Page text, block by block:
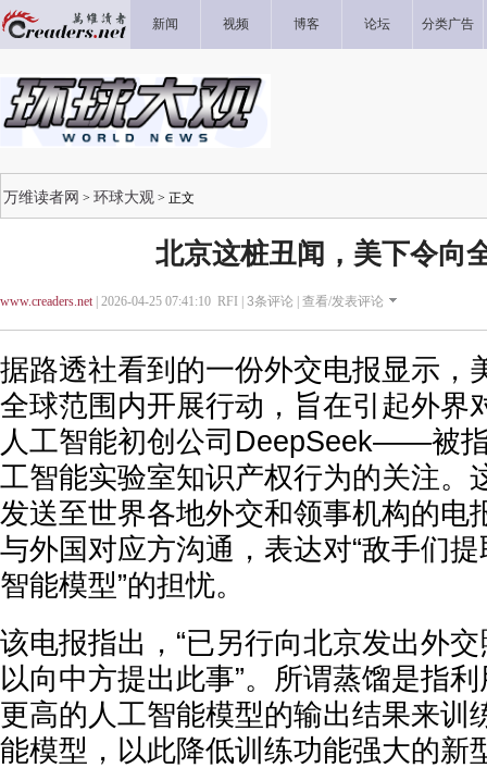
新闻 视频 博客 论坛 分类广告
万维读者网 > 环球大观 > 正文
北京这桩丑闻，美下令向
www.creaders.net| 2026-04-25 07:41:10 RFI | 3条评论 | 查看/发表评论
据路透社看到的一份外交电报显示，
全球范围内开展行动，旨在引起外
人工智能初创公司DeepSeek——被
工智能实验室知识产权行为的关注。
发送至世界各地外交和领事机构的电
与外国对应方沟通，表达对“敌手们
智能模型”的担忧。
该电报指出，“已另行向北京发出外
以向中方提出此事”。所谓蒸馏是指
更高的人工智能模型的输出结果来训
能模型，以此降低训练功能强大的新